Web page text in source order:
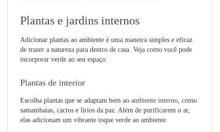
Plantas e jardins internos
Adicionar plantas ao ambiente é uma maneira simples e eficaz
de trazer a natureza para dentro de casa. Veja como você pode
incorporar verde ao seu espaço:
Plantas de interior
Escolha plantas que se adaptam bem ao ambiente interno, como
samambaias, cactos e lírios da paz. Além de purificarem o ar,
elas adicionam um vibrante toque verde ao ambiente.